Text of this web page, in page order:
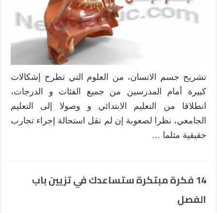
الانسان
بتقنية
تشريح جسم الانسان، من العلوم التي تطرح إشكالات
كبيرة أمام المدرسين من جميع الفئات و الدرجات،
انطلاقا من التعليم الابتدائي و وصولا إلى التعليم
الجامعي، نظرا لصعوبة إن لم نقل استحالة إجراء تجارب
حقيقية مثلما …
14 فكرة مبتكرة ستساعدك في تزيين باب
الفصل